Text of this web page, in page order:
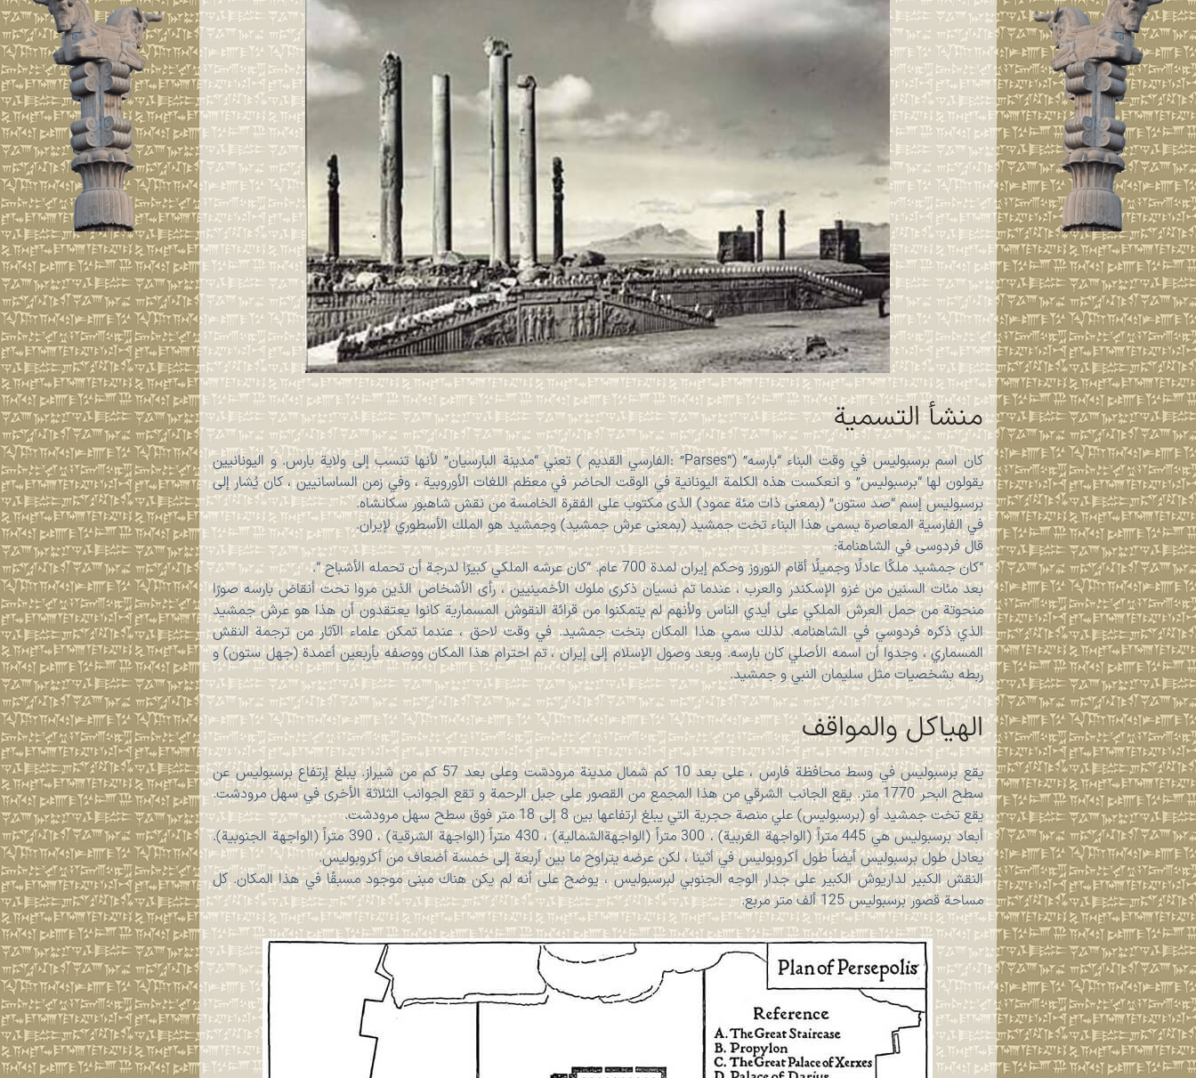
منشأ التسمية
کان اسم برسبوليس في وقت البناء “بارسه” (“Parses” :الفارسي القديم ) تعني “مدينة البارسیان” لأنها تنسب إلى ولایة بارس. و الیونانیین
یقولون لها “برسبولیس” و انعکست هذه الكلمة اليونانية في الوقت الحاضر في معظم اللغات الأوروبية ، وفي زمن الساسانيين ، كان يُشار إلى
برسبوليس إسم “صد ستون” (بمعنی ذات مئة عمود) الذی مکتوب علی الفقرة الخامسة من نقش شاهبور سکانشاه.
في الفارسية المعاصرة يسمى هذا البناء تخت جمشید (بمعنی عرش جمشید) وجمشید هو الملك الأسطوري لإيران.
قال فردوسی في الشاهنامة:
“كان جمشيد ملكًا عادلًا وجميلًا أقام النوروز وحكم إيران لمدة 700 عام. “كان عرشه الملكي كبيرًا لدرجة أن تحمله الأشباح “.
بعد مئات السنين من غزو الإسكندر والعرب ، عندما تم نسيان ذكرى ملوك الأخمينيين ، رأى الأشخاص الذين مروا تحت أنقاض بارسه صورًا
منحوتة من حمل العرش الملکي على أيدي الناس ولأنهم لم يتمكنوا من قرائة النقوش المسمارية کانوا یعتقدون أن هذا هو عرش جمشيد
الذي ذكره فردوسي في الشاهنامه. لذلك سمي هذا المكان بتخت جمشید. في وقت لاحق ، عندما تمكن علماء الآثار من ترجمة النقش
المسماري ، وجدوا أن اسمه الأصلي كان بارسه. وبعد وصول الإسلام إلى إيران ، تم احترام هذا المكان ووصفه بأربعین أعمدة (جهل ستون) و
ربطه بشخصيات مثل سليمان النبي و جمشيد.
الهياكل والمواقف
يقع برسبوليس في وسط محافظة فارس ، على بعد 10 کم شمال مدينة مرودشت وعلى بعد 57 کم من شيراز. يبلغ إرتفاع برسبوليس عن
سطح البحر 1770 متر. يقع الجانب الشرقي من هذا المجمع من القصور على جبل الرحمة و تقع الجوانب الثلاثة الأخرى في سهل مرودشت.
يقع تخت جمشید أو (برسبولیس) علي منصة حجرية التي یبلغ ارتفاعها بین 8 إلی 18 متر فوق سطح سهل مرودشت.
أبعاد برسبولیس هي 445 متراً (الواجهة الغربية) ، 300 متراً (الواجهةالشمالية) ، 430 متراً (الواجهة الشرقية) ، 390 متراً (الواجهة الجنوبية).
يعادل طول برسبوليس أيضاً طول أكروبوليس في أثينا ، لكن عرضه يتراوح ما بين أربعة إلى خمسة أضعاف من أكروبوليس.
النقش الكبير لداريوش الكبير على جدار الوجه الجنوبي لبرسبوليس ، یوضح على أنه لم يكن هناك مبنى موجود مسبقًا في هذا المكان. کل
مساحة قصور برسبولیس 125 ألف متر مربع.